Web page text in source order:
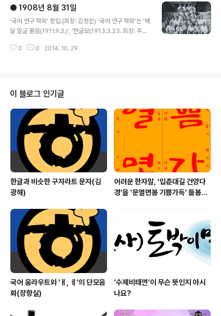
● 1908년 8월 31일
‘국어 연구 학회’ 창립.(회장: 김정진) ‘국어 연구 학회’는 ‘배
달 말글 몯음(1911.9.3.)’, ‘한글모(1913.3.23. 회장: 주시
0.)’, ‘한글 학회(1949.9.25.)로 발전한다.{한글 학회} 자
0 0 2014. 10. 29.
이 블로그 인기글
한글과 비슷한 구자라트 문자(김
광해)
어려운 한자말, '입춘대길 건양다
경'을 '문열면봄 기쁨가득' 들봄빎
국어 움라우트와 'ㅐ, ㅔ'의 단모음
화(장향실)
'수제비태껸'이 무슨 뜻인지 아시
나요?